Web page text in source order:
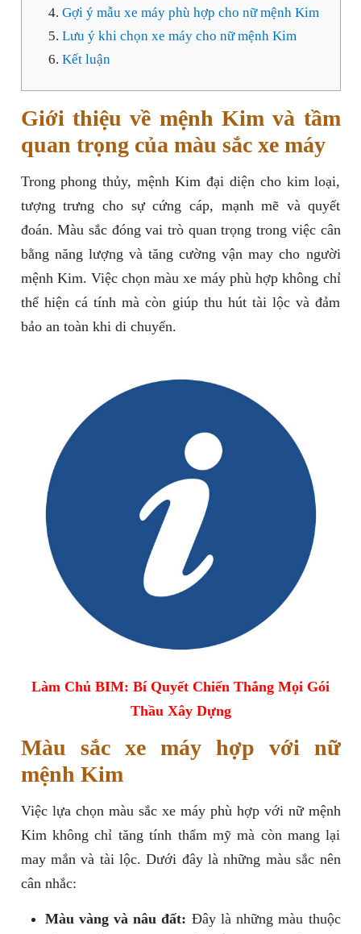
Gợi ý mẫu xe máy phù hợp cho nữ mệnh Kim
Lưu ý khi chọn xe máy cho nữ mệnh Kim
Kết luận
Giới thiệu về mệnh Kim và tầm
quan trọng của màu sắc xe máy
Trong phong thủy, mệnh Kim đại diện cho kim loại,
tượng trưng cho sự cứng cáp, mạnh mẽ và quyết
đoán. Màu sắc đóng vai trò quan trọng trong việc cân
bằng năng lượng và tăng cường vận may cho người
mệnh Kim. Việc chọn màu xe máy phù hợp không chỉ
thể hiện cá tính mà còn giúp thu hút tài lộc và đảm
bảo an toàn khi di chuyển.
Làm Chủ BIM: Bí Quyết Chiến Thắng Mọi Gói
Thầu Xây Dựng
Màu sắc xe máy hợp với nữ
mệnh Kim
Việc lựa chọn màu sắc xe máy phù hợp với nữ mệnh
Kim không chỉ tăng tính thẩm mỹ mà còn mang lại
may mắn và tài lộc. Dưới đây là những màu sắc nên
cân nhắc:
Màu vàng và nâu đất: Đây là những màu thuộc